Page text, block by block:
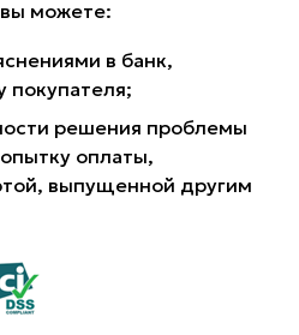
можете:
в банк,
покупателя;
решения проблемы
оплаты,
выпущенной другим